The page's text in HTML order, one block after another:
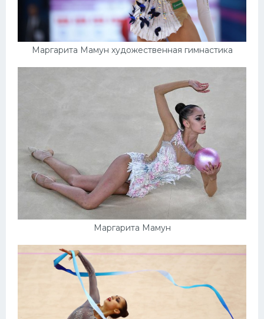
Маргарита Мамун художественная гимнастика
Маргарита Мамун